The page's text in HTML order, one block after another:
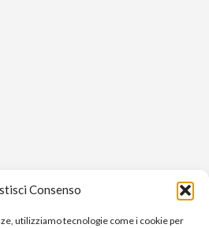
Consenso
utilizziamo tecnologie come i cookie per